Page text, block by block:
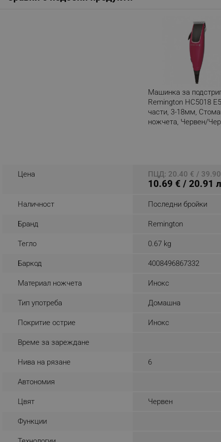
Машинка за
Remington HC5018
части, 3-18мм,
ножчета, Червен/
Цена ПЦД: 20.40 € /
10.69 € / 20.91
Наличност Последни бройки
Бранд Remington
Тегло 0.67 kg
Баркод 4008496867332
Материал ножчета Инокс
Тип употреба Домашна
Покритие острие Инокс
Време за зареждане
Нива на рязане 6
Автономия
Цвят Червен
Функции
_nzm_id_92166-7699
_sgf_session_id
_sgf_test_mode
_sgf_tracking
segmentifyExtension
sgfUserUpdateData
rlv_